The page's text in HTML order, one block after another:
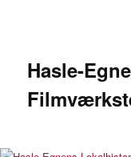
Hasle-